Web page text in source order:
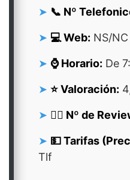
📞 Nº
💻 Web: NS/NC
⌚ Horario: De
⭐ Valoración:
👍🏻 Nº de
💵 Tarifas
Tlf